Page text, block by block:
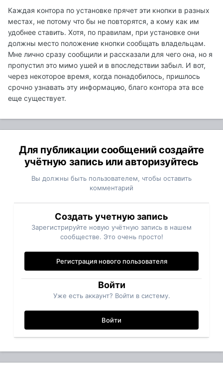
Каждая контора по установке прячет эти кнопки в разных
местах, не потому что бы не повторятся, а кому как им
удобнее ставить. Хотя, по правилам, при установке они
должны место положение кнопки сообщать владельцам.
Мне лично сразу сообщили и рассказали для чего она, но я
пропустил это мимо ушей и в впоследствии забыл. И вот,
через некоторое время, когда понадобилось, пришлось
срочно узнавать эту информацию, благо контора эта все
еще существует.
Для публикации сообщений создайте
учётную запись или авторизуйтесь
Вы должны быть пользователем, чтобы оставить
комментарий
Создать учетную запись
Зарегистрируйте новую учётную запись в нашем
сообществе. Это очень просто!
Регистрация нового пользователя
Войти
Уже есть аккаунт? Войти в систему.
Войти